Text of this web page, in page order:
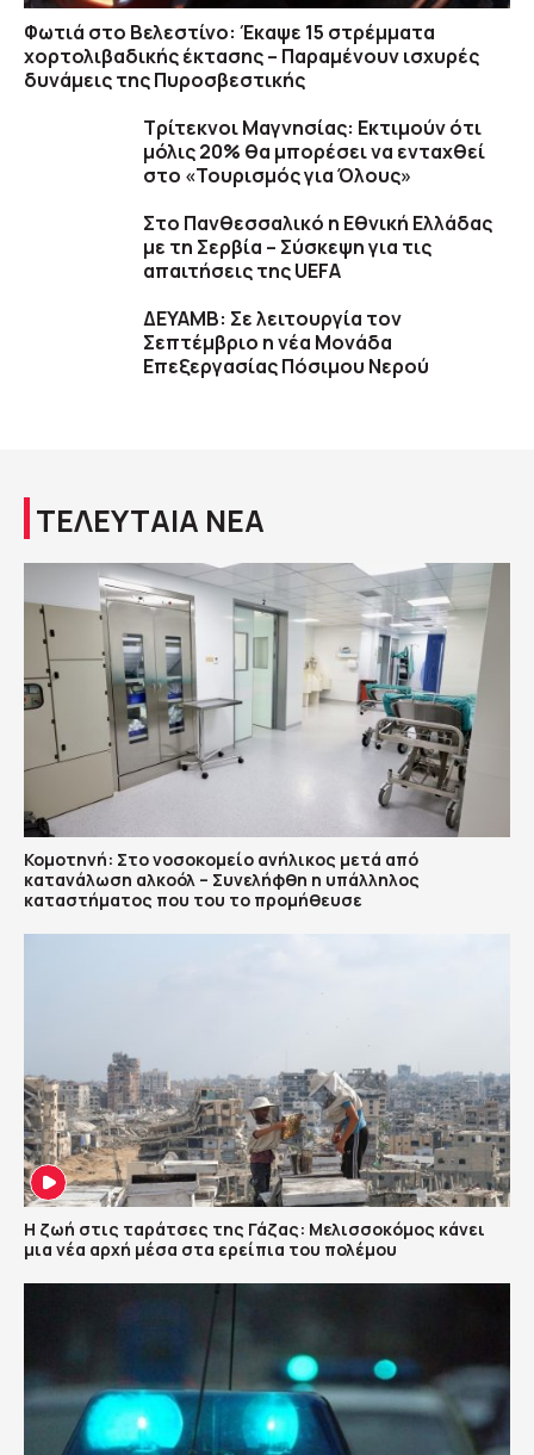
Φωτιά στο Βελεστίνο: Έκαψε 15 στρέμματα
χορτολιβαδικής έκτασης – Παραμένουν ισχυρές
δυνάμεις της Πυροσβεστικής
Τρίτεκνοι Μαγνησίας: Εκτιμούν ότι
μόλις 20% θα μπορέσει να ενταχθεί
στο «Τουρισμός για Όλους»
Στο Πανθεσσαλικό η Εθνική Ελλάδας
με τη Σερβία – Σύσκεψη για τις
απαιτήσεις της UEFA
ΔΕΥΑΜΒ: Σε λειτουργία τον
Σεπτέμβριο η νέα Μονάδα
Επεξεργασίας Πόσιμου Νερού
ΤΕΛΕΥΤΑΙΑ ΝΕΑ
Κομοτηνή: Στο νοσοκομείο ανήλικος μετά από
κατανάλωση αλκοόλ – Συνελήφθη η υπάλληλος
καταστήματος που του το προμήθευσε
Η ζωή στις ταράτσες της Γάζας: Μελισσοκόμος κάνει
μια νέα αρχή μέσα στα ερείπια του πολέμου